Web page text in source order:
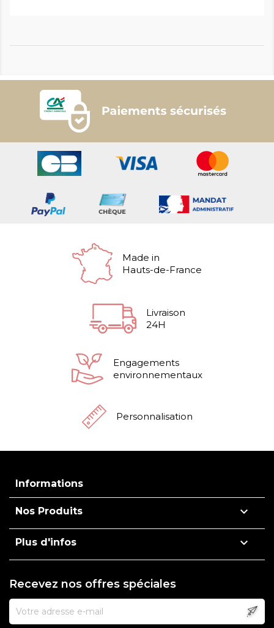
Made in
Hauts-de-France
Livraison
24H
Engagements
environnementaux
Personnalisation
Informations
Nos Produits 
Plus d'infos 
Recevez nos offres spéciales